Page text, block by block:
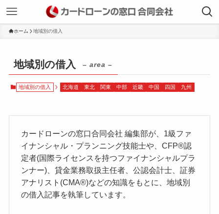
ホーム 地域別の借入
地域別の借入 – area –
地域別の借入 北海道 東北 関東 中部 近畿 中国 四国 九州
カードローンの窓口合同会社 編集部が、1級ファ
イナンシャル・プランニング技能士や、CFP®認
定者(国際ライセンスを持つファイナンシャルプラ
ンナー)、貸金業務取扱主任者、公認会計士、証券
アナリスト(CMA®)などの知識をもとに、地域別
の借入記事を執筆しています。